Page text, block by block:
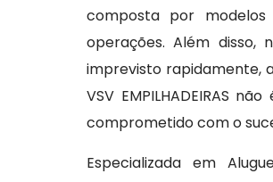
composta por
operações. Além disso,
imprevisto rapidamente,
VSV EMPILHADEIRAS
comprometido com o
Especializada em